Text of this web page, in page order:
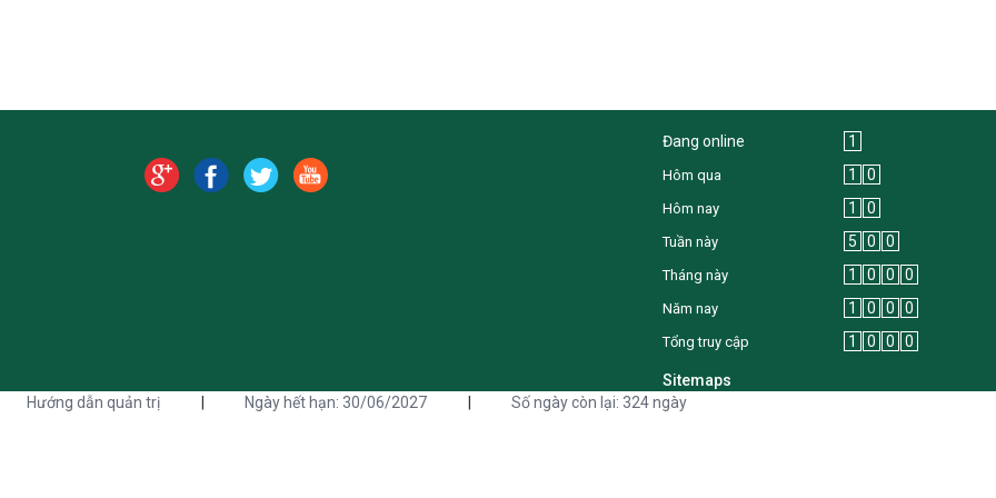
Đang online 1
Hôm qua 1 0
Hôm nay 1 0
Tuần này 5 0 0
Tháng này 1 0 0 0
Năm nay 1 0 0 0
Tổng truy cập 1 0 0 0
Sitemaps
Hướng dẫn quản trị | Ngày hết hạn: 30/06/2027 | Số ngày còn lại: 324 ngày